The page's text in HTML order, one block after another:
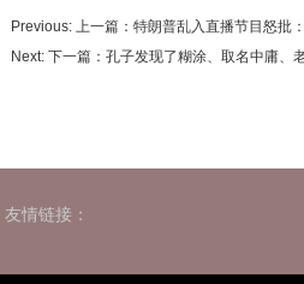
Previous: 上一篇： 特朗普乱入直播节目怒批
Next: 下一篇： 孔子发现了糊涂、取名中庸
友情链接：